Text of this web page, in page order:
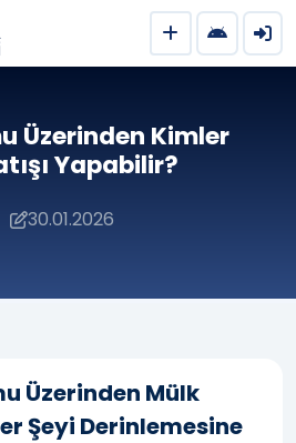
Üzerinden Kimler
Yapabilir?
30.01.2026
Üzerinden Mülk
Şeyi Derinlemesine